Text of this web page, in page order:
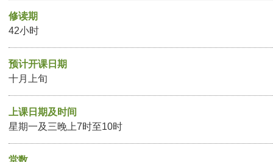
修读期
42小时
预计开课日期
十月上旬
上课日期及时间
星期一及三晚上7时至10时